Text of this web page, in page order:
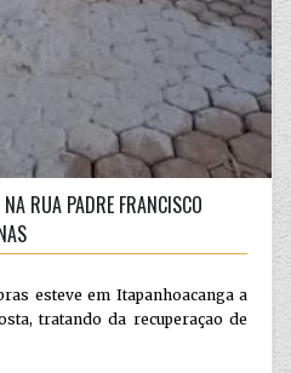
RUA PADRE FRANCISCO
esteve em Itapanhoacanga a
tratando da recuperaçao de